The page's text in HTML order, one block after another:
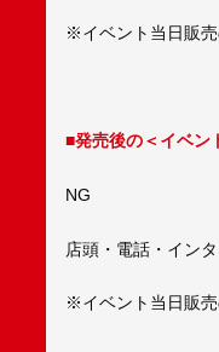
※イベント当日販
■発売後の＜イベン
NG
店頭・電話・イン
※イベント当日販